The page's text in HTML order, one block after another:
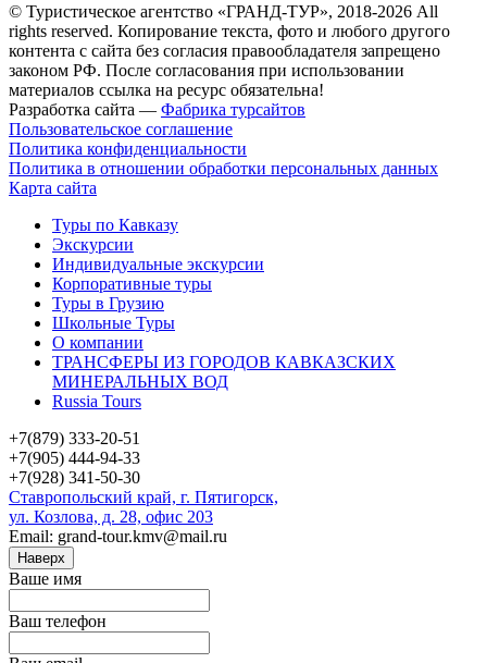
© Туристическое агентство «ГРАНД-ТУР», 2018-2026 All
rights reserved. Копирование текста, фото и любого другого
контента с сайта без согласия правообладателя запрещено
законом РФ. После согласования при использовании
материалов ссылка на ресурс обязательна!
Разработка сайта — Фабрика турсайтов
Пользовательское соглашение
Политика конфиденциальности
Политика в отношении обработки персональных данных
Карта сайта
Туры по Кавказу
Экскурсии
Индивидуальные экскурсии
Корпоративные туры
Туры в Грузию
Школьные Туры
О компании
ТРАНСФЕРЫ ИЗ ГОРОДОВ КАВКАЗСКИХ
МИНЕРАЛЬНЫХ ВОД
Russia Tours
+7(879) 333-20-51
+7(905) 444-94-33
+7(928) 341-50-30
Ставропольский край, г. Пятигорск,
ул. Козлова, д. 28, офис 203
Email: grand-tour.kmv@mail.ru
Наверх
Ваше имя
Ваш телефон